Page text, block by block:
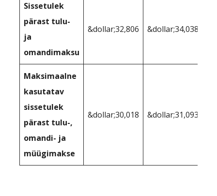
Sissetulek
pärast tulu-
ja
omandimaksu
&dollar;32,806 &dollar;34,038
Maksimaalne
kasutatav
sissetulek
pärast tulu-,
omandi- ja
müügimakse
&dollar;30,018 &dollar;31,093